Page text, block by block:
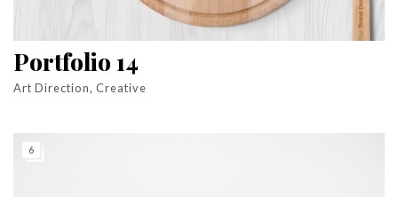
Portfolio 14
Art Direction, Creative
6